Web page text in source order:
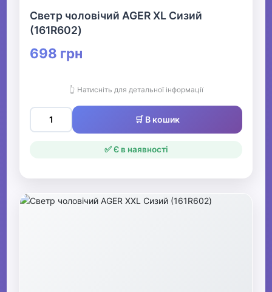
Светр чоловічий AGER XL Сизий
(161R602)
698 грн
👆 Натисніть для детальної інформації
🛒 В кошик
✅ Є в наявності